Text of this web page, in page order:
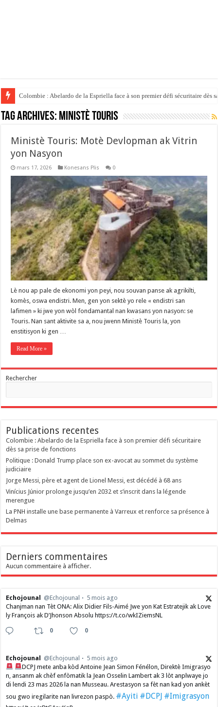
Colombie : Abelardo de la Espriella face à son premier défi sécuritaire dès
Tag Archives: ministè touris
‎Ministè Touris: Motè Devlopman ak Vitrin
yon Nasyon
mars 17, 2026 Konesans Plis 0
Lè nou ap pale de ekonomi yon peyi, nou souvan panse ak agrikilti,
komès, oswa endistri. Men, gen yon sektè yo rele « endistri san
lafimen » ki jwe yon wòl fondamantal nan kwasans yon nasyon: se
Touris. Nan sant aktivite sa a, nou jwenn Ministè Touris la, yon
enstitisyon ki gen …
Read More »
Rechercher
Publications recentes
Colombie : Abelardo de la Espriella face à son premier défi sécuritaire
dès sa prise de fonctions
Politique : Donald Trump place son ex-avocat au sommet du système
judiciaire
Jorge Messi, père et agent de Lionel Messi, est décédé à 68 ans
Vinícius Júnior prolonge jusqu’en 2032 et s’inscrit dans la légende
merengue
La PNH installe une base permanente à Varreux et renforce sa présence à
Delmas
Derniers commentaires
Aucun commentaire à afficher.
Echojounal @Echojounal
5 mois ago
Chanjman nan Tèt ONA: Alix Didier Fils-Aimé Jwe yon Kat Estratejik ak Love
ly François ak D’Jhonson Absolu https://t.co/wkIZiemsNL
0 0
Echojounal @Echojounal
5 mois ago
DCPJ mete anba kòd Antoine Jean Simon Fénélon, Direktè Imigrasyo
n, ansanm ak chèf enfòmatik la Jean Osselin Lambert ak 3 lòt anplwaye jo
di lendi 23 mas 2026 la nan Musseau. Arestasyon sa fèt nan kad yon ankèt
sou gwo iregilarite nan livrezon paspò. #Ayiti #DCPJ #Imigrasyon